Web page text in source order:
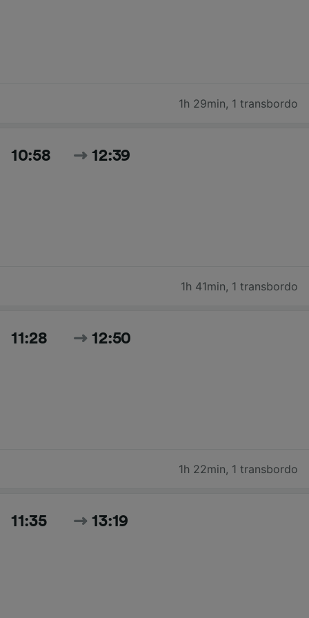
1h 29min, 1 transbordo
10:58 12:39
1h 41min, 1 transbordo
11:28 12:50
1h 22min, 1 transbordo
11:35 13:19